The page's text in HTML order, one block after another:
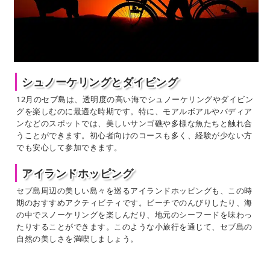
シュノーケリングとダイビング
12月のセブ島は、透明度の高い海でシュノーケリングやダイビン
グを楽しむのに最適な時期です。特に、モアルボアルやバディア
ンなどのスポットでは、美しいサンゴ礁や多様な魚たちと触れ合
うことができます。初心者向けのコースも多く、経験が少ない方
でも安心して参加できます。
アイランドホッピング
セブ島周辺の美しい島々を巡るアイランドホッピングも、この時
期のおすすめアクティビティです。ビーチでのんびりしたり、海
の中でスノーケリングを楽しんだり、地元のシーフードを味わっ
たりすることができます。このような小旅行を通じて、セブ島の
自然の美しさを満喫しましょう。